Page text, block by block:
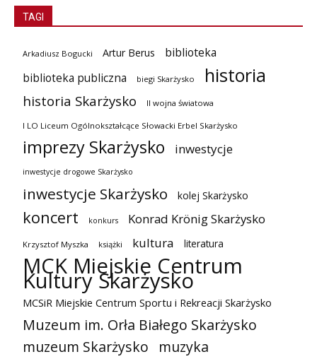
TAGI
Arkadiusz Bogucki Artur Berus
biblioteka
biblioteka publiczna
biegi Skarżysko historia
historia Skarżysko II wojna światowa
I LO Liceum Ogólnokształcące Słowacki Erbel Skarżysko
imprezy Skarżysko inwestycje
inwestycje drogowe Skarżysko
inwestycje Skarżysko kolej Skarżysko
koncert konkurs Konrad Krönig Skarżysko
Krzysztof Myszka książki kultura literatura
MCK Miejskie Centrum
Kultury Skarżysko
MCSiR Miejskie Centrum Sportu i Rekreacji Skarżysko
Muzeum im. Orła Białego Skarżysko
muzeum Skarżysko
muzyka